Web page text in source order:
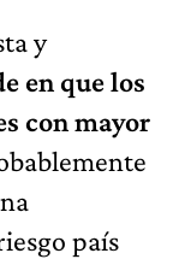
y
en que los
con mayor
país